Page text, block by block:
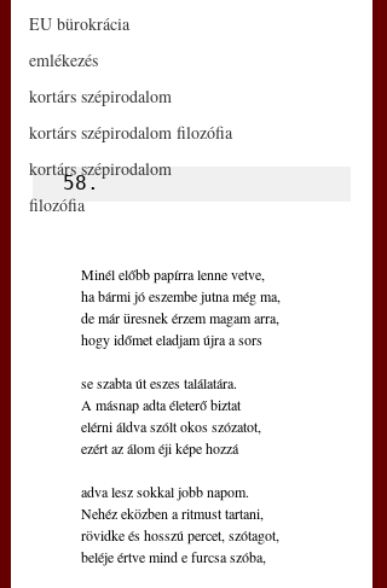
EU bürokrácia
emlékezés
kortárs szépirodalom
kortárs szépirodalom filozófia
kortárs szépirodalom
filozófia
58.
Minél előbb papírra lenne vetve,
ha bármi jó eszembe jutna még ma,
de már üresnek érzem magam arra,
hogy időmet eladjam újra a sors
se szabta út eszes találatára.
A másnap adta életerő biztat
elérni áldva szólt okos szózatot,
ezért az álom éji képe hozzá
adva lesz sokkal jobb napom.
Nehéz eközben a ritmust tartani,
rövidke és hosszú percet, szótagot,
beléje értve mind e furcsa szóba,